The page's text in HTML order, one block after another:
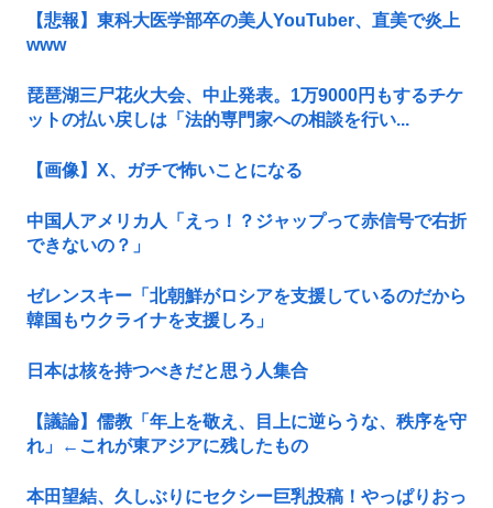
【悲報】東科大医学部卒の美人YouTuber、直美で炎上
www
琵琶湖三尸花火大会、中止発表。1万9000円もするチケ
ットの払い戻しは「法的専門家への相談を行い...
【画像】X、ガチで怖いことになる
中国人アメリカ人「えっ！？ジャップって赤信号で右折
できないの？」
ゼレンスキー「北朝鮮がロシアを支援しているのだから
韓国もウクライナを支援しろ」
日本は核を持つべきだと思う人集合
【議論】儒教「年上を敬え、目上に逆らうな、秩序を守
れ」←これが東アジアに残したもの
本田望結、久しぶりにセクシー巨乳投稿！やっぱりおっ